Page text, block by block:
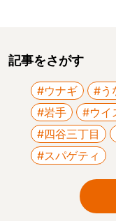
記事をさがす
#ウナギ #う
#岩手
#ウイ
#四谷三丁目
#スパゲティ